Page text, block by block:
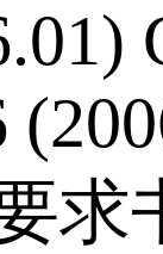
求